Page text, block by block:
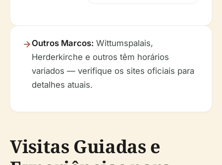
Outros Marcos: Wittumspalais,
Herderkirche e outros têm horários
variados — verifique os sites oficiais para
detalhes atuais.
Visitas Guiadas e